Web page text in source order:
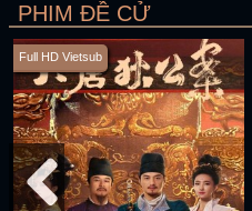
PHIM ĐỀ CỬ
Full HD Vietsub